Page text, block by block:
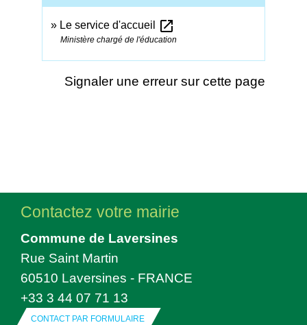
Le service d'accueil open_in_new
Ministère chargé de l'éducation
Signaler une erreur sur cette page
Contactez votre mairie
Commune de Laversines
Rue Saint Martin
60510 Laversines - FRANCE
+33 3 44 07 71 13
CONTACT PAR FORMULAIRE